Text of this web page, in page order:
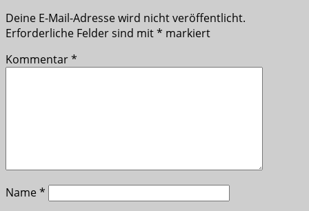
Deine E-Mail-Adresse wird nicht veröffentlicht.
Erforderliche Felder sind mit* markiert
Kommentar*
Name*